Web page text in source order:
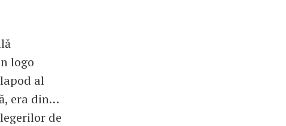
logo
al
era din…
de